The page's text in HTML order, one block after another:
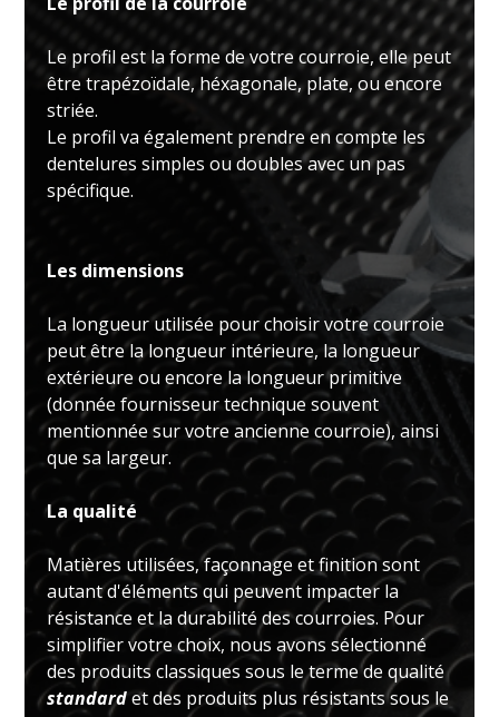
Le profil est la forme de votre courroie, elle peut
être trapézoïdale, héxagonale, plate, ou encore
striée.
Le profil va également prendre en compte les
dentelures simples ou doubles avec un pas
spécifique.
Les dimensions
La longueur utilisée pour choisir votre courroie
peut être la longueur intérieure, la longueur
extérieure ou encore la longueur primitive
(donnée fournisseur technique souvent
mentionnée sur votre ancienne courroie), ainsi
que sa largeur.
La qualité
Matières utilisées, façonnage et finition sont
autant d'éléments qui peuvent impacter la
résistance et la durabilité des courroies. Pour
simplifier votre choix, nous avons sélectionné
des produits classiques sous le terme de qualité
standardet des produits plus résistants sous le